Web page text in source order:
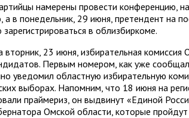
намерены провести конференцию,
а в понедельник, 29 июня, претендент на
в облизбиркоме.
23 июня, избирательная комиссия
Первым номером, как уже
уведомил областную избирательную
выборах. Напомним, что 18 июня на
праймериз, он выдвинут «Единой
Омской области, которые пройдут